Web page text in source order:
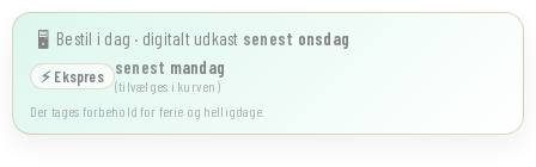
🖥️ Bestil i dag · digitalt udkast senest onsdag
⚡ Ekspres senest mandag
(tilvælges i kurven)
Der tages forbehold for ferie og helligdage.